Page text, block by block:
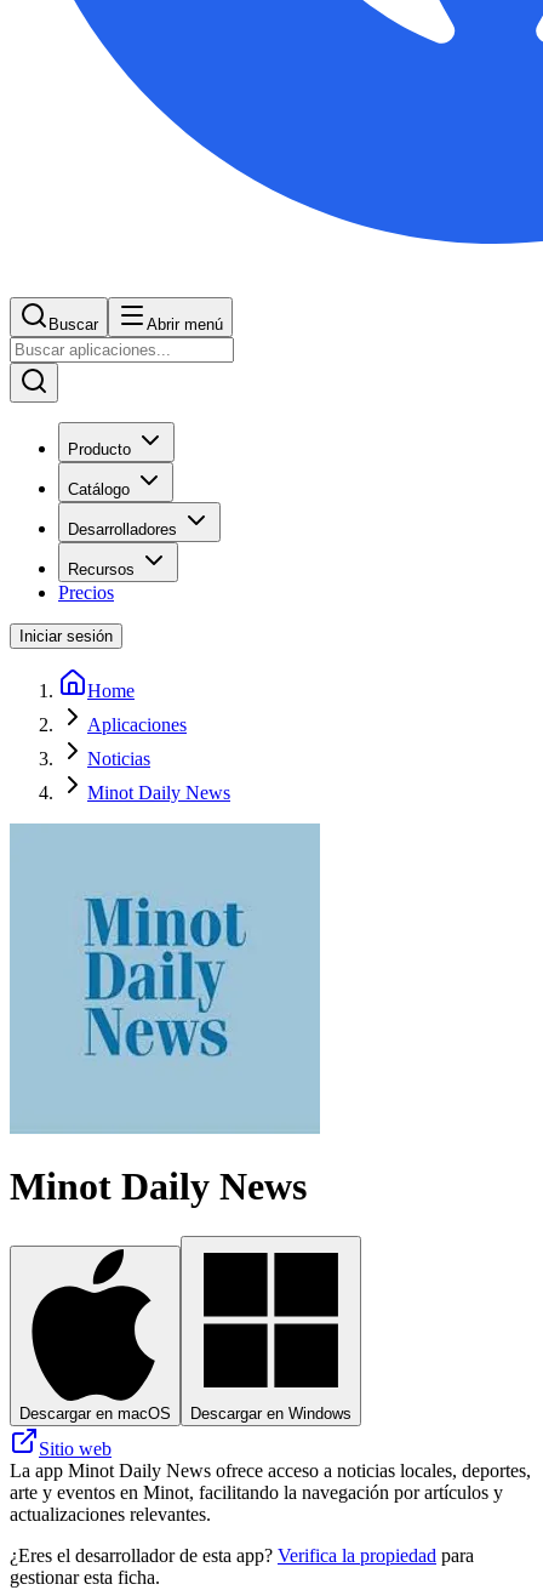
Buscar Abrir menú
Producto
Catálogo
Desarrolladores
Recursos
Precios
Iniciar sesión
Home
Aplicaciones
Noticias
Minot Daily News
Minot Daily News
Descargar en macOS Descargar en Windows
Sitio web
La app Minot Daily News ofrece acceso a noticias locales, deportes,
arte y eventos en Minot, facilitando la navegación por artículos y
actualizaciones relevantes.
¿Eres el desarrollador de esta app? Verifica la propiedad para
gestionar esta ficha.